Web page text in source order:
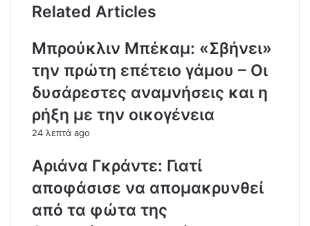
Related Articles
Μπρούκλιν Μπέκαμ: «Σβήνει»
την πρώτη επέτειο γάμου – Οι
δυσάρεστες αναμνήσεις και η
ρήξη με την οικογένεια
24 λεπτά ago
Αριάνα Γκράντε: Γιατί
αποφάσισε να απομακρυνθεί
από τα φώτα της